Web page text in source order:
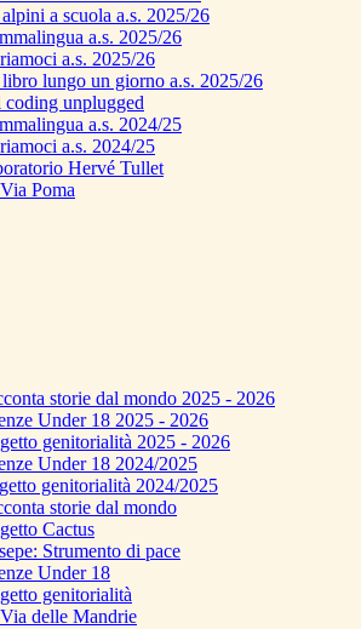
a scuola a.s. 2025/26
a.s. 2025/26
a.s. 2025/26
lungo un giorno a.s. 2025/26
coding unplugged
a.s. 2024/25
a.s. 2024/25
Hervé Tullet
Poma
storie dal mondo 2025 - 2026
Under 18 2025 - 2026
genitorialità 2025 - 2026
Under 18 2024/2025
genitorialità 2024/2025
storie dal mondo
Cactus
Strumento di pace
Under 18
genitorialità
delle Mandrie